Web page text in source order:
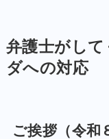
弁護士がし
ダへの対応
ご挨拶（令和